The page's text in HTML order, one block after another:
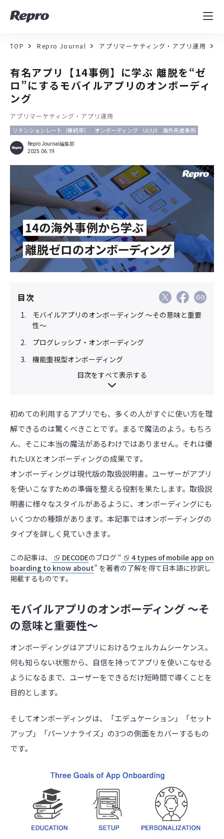
MAツール
コンサルティング
導入事例
セミナー／イベント
資料／コンテンツ
資料ダウンロード 料金・お問合せ
TOP Repro Journal アプリマーケティング・アプリ運用
有名アプリ【14事例】に学ぶ 離脱を“ゼ
ロ”にするモバイルアプリのオンボーディ
ング
アプリマーケティング・アプリ運用
リテンションレート（継続率） オンボーディング UI/UX 海外先進事例
Repro Journal編集部
2025.06.19
目次
モバイルアプリのオンボーディング ～その意味と重要
性～
プログレッシブ・オンボーディング
機能重視型オンボーディング
目次をすべて表示する
初めての利用するアプリでも、多くの人がすぐに使い方を理
解できるのは驚くべきことです。まるで魔法のよう。もちろ
ん、そこに本当の魔法があるわけではありません。それは優
れたUXとオンボーディングの成果です。
オンボーディングは現代版の取扱説明書。ユーザーがアプリ
を使いこなすための準備を整える役割を果たします。取扱説
明書に様々なスタイルがあるように、オンボーディングにも
いくつかの種類があります。本記事ではオンボーディングの
タイプを詳しく見ていきます。
この記事は、 DECODEのブログ “
4 types of mobile app on
boarding to know about” を著者の了解を得て日本語に抄訳し
掲載するものです。
モバイルアプリのオンボーディング ～そ
の意味と重要性～
オンボーディングはアプリにおけるウェルカムシーケンス。
何も知らない状態から、自信を持ってアプリを使いこなせる
ようになるまで、ユーザーをできるだけ短時間で導くことを
目的とします。
そしてオンボーディングは、「エデュケーション」「セット
アップ」「パーソナライズ」の3つの側面をカバーするもの
です。